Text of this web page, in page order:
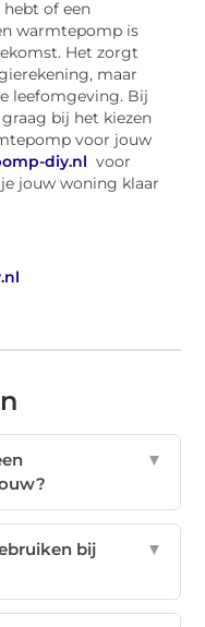
of een
warmtepomp is
Het zorgt
maar
leefomgeving. Bij
bij het kiezen
voor jouw
diy.nl voor
jouw woning klaar
▼
bij
▼